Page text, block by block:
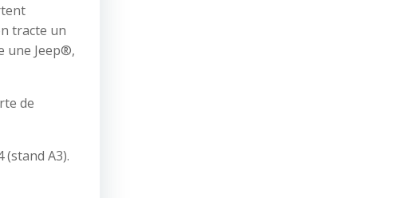
tracte un
une Jeep®,
de
A3).